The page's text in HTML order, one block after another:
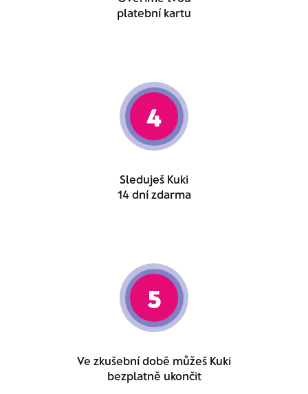
platební kartu
4
Sleduješ Kuki
14 dní zdarma
5
Ve zkušební době můžeš Kuki
bezplatně ukončit